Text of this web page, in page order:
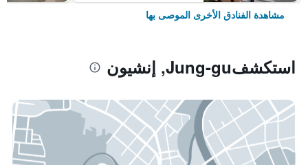
مشاهدة الفنادق الأخرى الموصى بها
استكشفJung-gu, إنشيون